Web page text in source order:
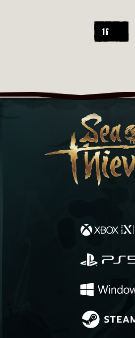
16